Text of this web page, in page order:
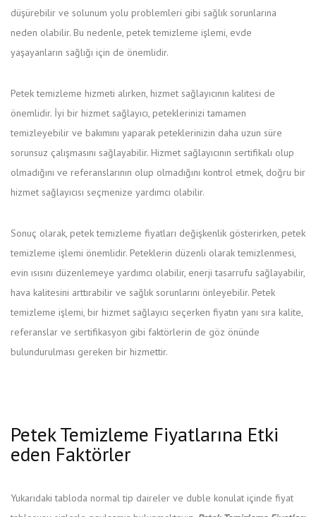
düşürebilir ve solunum yolu problemleri gibi sağlık sorunlarına
neden olabilir. Bu nedenle, petek temizleme işlemi, evde
yaşayanların sağlığı için de önemlidir.
Petek temizleme hizmeti alırken, hizmet sağlayıcının kalitesi de
önemlidir. İyi bir hizmet sağlayıcı, peteklerinizi tamamen
temizleyebilir ve bakımını yaparak peteklerinizin daha uzun süre
sorunsuz çalışmasını sağlayabilir. Hizmet sağlayıcının sertifikalı olup
olmadığını ve referanslarının olup olmadığını kontrol etmek, doğru bir
hizmet sağlayıcısı seçmenize yardımcı olabilir.
Sonuç olarak, petek temizleme fiyatları değişkenlik gösterirken, petek
temizleme işlemi önemlidir. Peteklerin düzenli olarak temizlenmesi,
evin ısısını düzenlemeye yardımcı olabilir, enerji tasarrufu sağlayabilir,
hava kalitesini arttırabilir ve sağlık sorunlarını önleyebilir. Petek
temizleme işlemi, bir hizmet sağlayıcı seçerken fiyatın yanı sıra kalite,
referanslar ve sertifikasyon gibi faktörlerin de göz önünde
bulundurulması gereken bir hizmettir.
Petek Temizleme Fiyatlarına Etki
eden Faktörler
Yukarıdaki tabloda normal tip daireler ve duble konulat içinde fiyat